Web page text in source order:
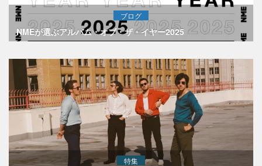
ブログ
NMEが選ぶアルバム・オブ・ザ・イヤー2025
特集